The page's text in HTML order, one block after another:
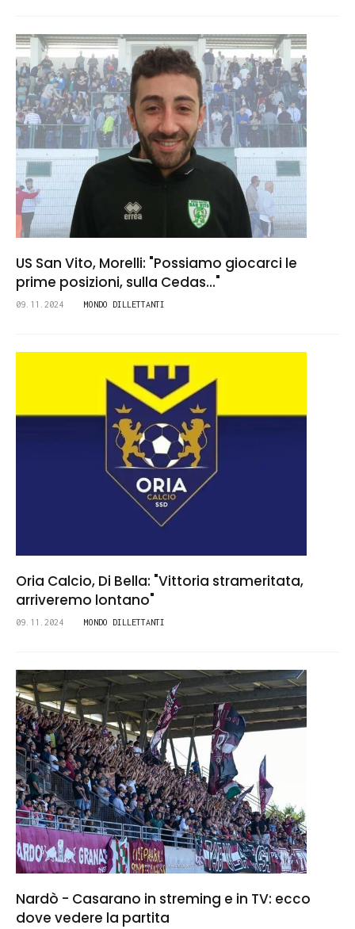
US San Vito, Morelli: "Possiamo giocarci le
prime posizioni, sulla Cedas..."
09.11.2024 MONDO DILLETTANTI
Oria Calcio, Di Bella: "Vittoria strameritata,
arriveremo lontano"
09.11.2024 MONDO DILLETTANTI
Nardò - Casarano in streming e in TV: ecco
dove vedere la partita